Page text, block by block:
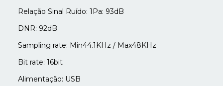
Relação Sinal Ruído: 1Pa: 93dB
DNR: 92dB
Sampling rate: Min44.1KHz / Max48KHz
Bit rate: 16bit
Alimentação: USB